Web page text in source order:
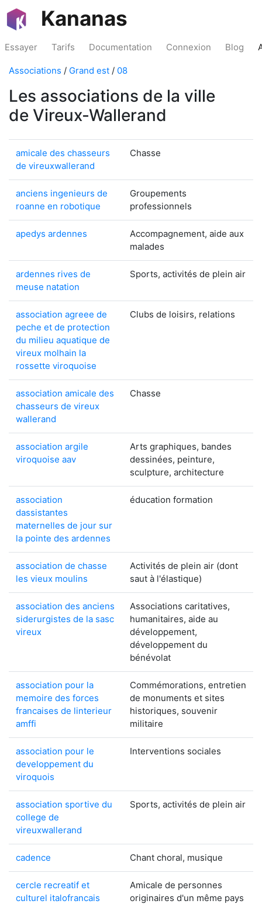
Kananas
Essayer Tarifs Documentation Connexion Blog
Associations / Grand est / 08
Les associations de la ville
de Vireux-Wallerand
amicale des chasseurs
de vireuxwallerand
Chasse
anciens ingenieurs de
roanne en robotique
Groupements
professionnels
apedys ardennes
Accompagnement, aide aux
malades
ardennes rives de
meuse natation
Sports, activités de plein air
association agreee de
peche et de protection
du milieu aquatique de
vireux molhain la
rossette viroquoise
Clubs de loisirs, relations
association amicale des
chasseurs de vireux
wallerand
Chasse
association argile
viroquoise aav
Arts graphiques, bandes
dessinées, peinture,
sculpture, architecture
association
dassistantes
maternelles de jour sur
la pointe des ardennes
éducation formation
association de chasse
les vieux moulins
Activités de plein air (dont
saut à l'élastique)
association des anciens
siderurgistes de la sasc
vireux
Associations caritatives,
humanitaires, aide au
développement,
développement du
bénévolat
association pour la
memoire des forces
francaises de linterieur
amffi
Commémorations, entretien
de monuments et sites
historiques, souvenir
militaire
association pour le
developpement du
viroquois
Interventions sociales
association sportive du
college de
vireuxwallerand
Sports, activités de plein air
cadence Chant choral, musique
cercle recreatif et
culturel italofrancais
Amicale de personnes
originaires d'un même pays